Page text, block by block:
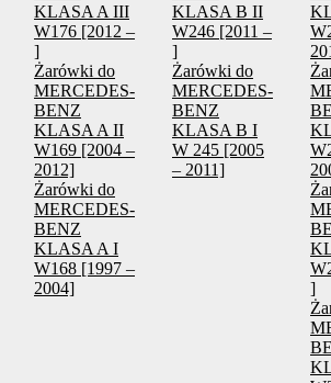
KLASA A III
W176 [2012 –
]
Żarówki do
MERCEDES-
BENZ
KLASA A II
W169 [2004 –
2012]
Żarówki do
MERCEDES-
BENZ
KLASA A I
W168 [1997 –
2004]
KLASA B II
W246 [2011 –
]
Żarówki do
MERCEDES-
BENZ
KLASA B I
W 245 [2005
– 2011]
]